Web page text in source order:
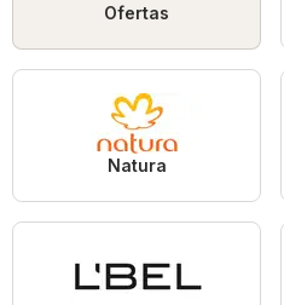
Ofertas
Natura